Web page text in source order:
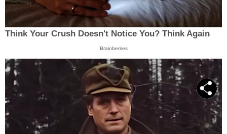
Think Your Crush Doesn't Notice You? Think Again
Brainberries